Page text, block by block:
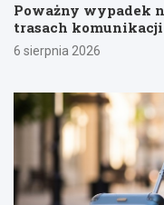
Poważny wypadek
trasach
6 sierpnia 2026